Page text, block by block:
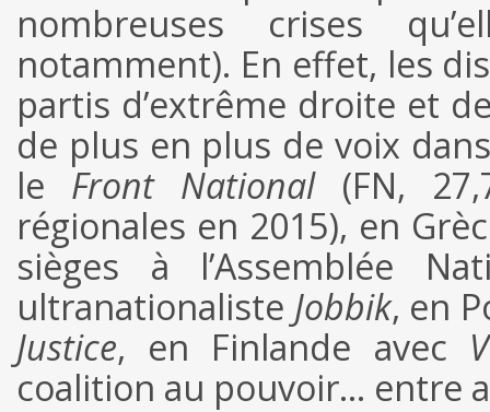
nombreuses crises
notamment). En effet, les
partis d’extrême droite et
de plus en plus de voix
le Front National(FN,
régionales en 2015), en
sièges à l’Assemblée
ultranationaliste Jobbik, en
Justice, en Finlande avec
coalition au pouvoir… entre